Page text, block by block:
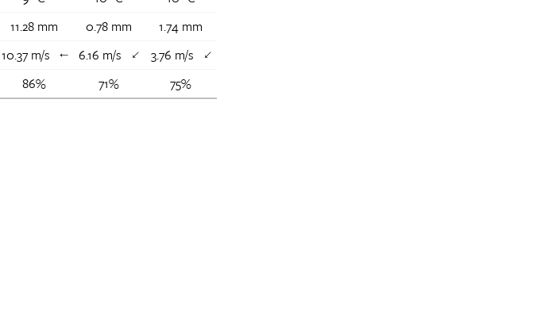
11.28 mm 0.78 mm 1.74 mm
10.37 m/s ↑ 6.16 m/s ↑ 3.76 m/s ↑
86% 71% 75%